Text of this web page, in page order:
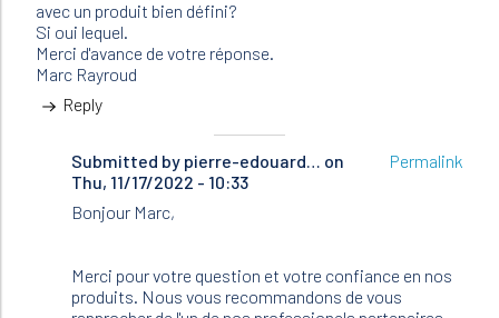
avec un produit bien défini?
Si oui lequel.
Merci d'avance de votre réponse.
Marc Rayroud
Reply
Submitted by pierre-edouard… on
Thu, 11/17/2022 - 10:33
In
reply
to
Messieurs,
possède
une…
by
Permalink
Bonjour Marc,
Merci pour votre question et votre confiance en nos
produits. Nous vous recommandons de vous